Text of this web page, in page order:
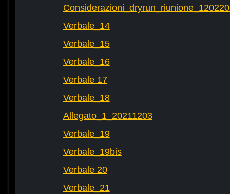
Verbale_14
Verbale_15
Verbale_16
Verbale 17
Verbale_18
Allegato_1_20211203
Verbale_19
Verbale_19bis
Verbale 20
Verbale_21